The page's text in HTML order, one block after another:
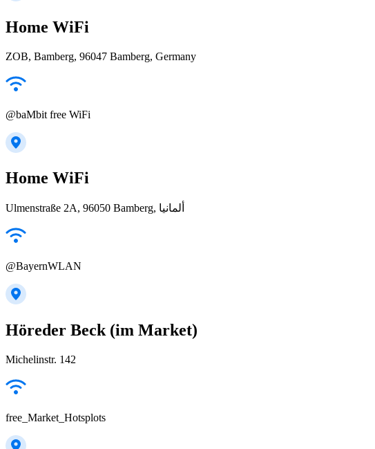
Home WiFi
ZOB, Bamberg, 96047 Bamberg, Germany
@baMbit free WiFi
Home WiFi
Ulmenstraße 2A, 96050 Bamberg, ألمانيا
@BayernWLAN
Höreder Beck (im Market)
Michelinstr. 142
free_Market_Hotsplots